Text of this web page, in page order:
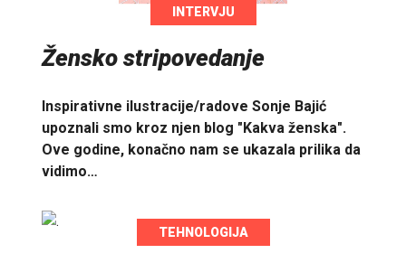
INTERVJU
Žensko stripovedanje
Inspirativne ilustracije/radove Sonje Bajić
upoznali smo kroz njen blog "Kakva ženska".
Ove godine, konačno nam se ukazala prilika da
vidimo…
TEHNOLOGIJA